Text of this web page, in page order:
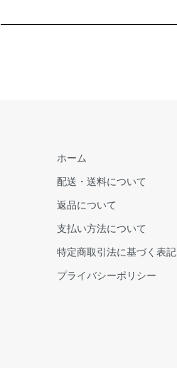
ホーム
配送・送料について
返品について
支払い方法について
特定商取引法に基づく表記
プライバシーポリシー